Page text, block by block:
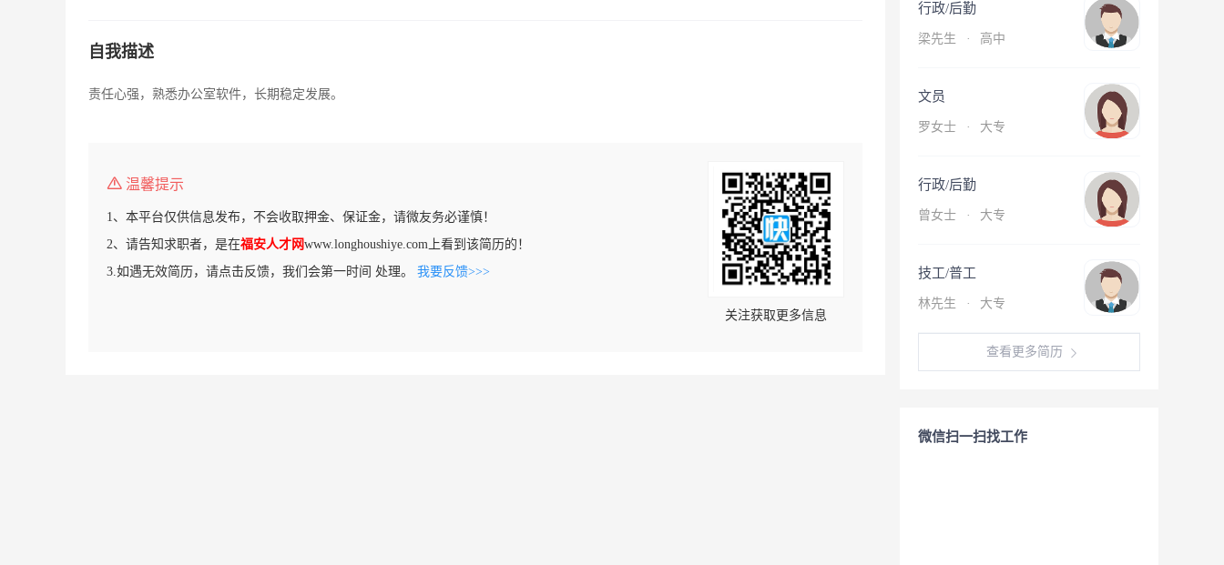
自我描述
责任心强，熟悉办公室软件，长期稳定发展。
温馨提示
1、本平台仅供信息发布，不会收取押金、保证金，请微友务必谨慎！
2、请告知求职者，是在福安人才网www.longhoushiye.com上看到该简历的！
3.如遇无效简历，请点击反馈，我们会第一时间 处理。 我要反馈>>>
关注获取更多信息
行政/后勤
梁先生 · 高中
文员
罗女士 · 大专
行政/后勤
曾女士 · 大专
技工/普工
林先生 · 大专
查看更多简历
微信扫一扫找工作